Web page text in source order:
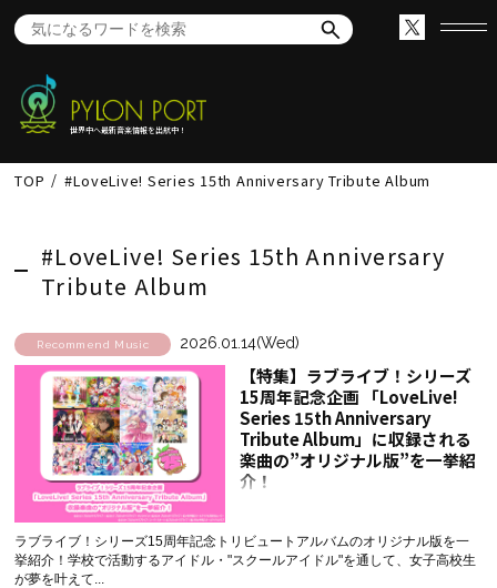
世界中へ最新音楽情報を出航中！
TOP #LoveLive! Series 15th Anniversary Tribute Album
#LoveLive! Series 15th Anniversary
Tribute Album
Recommend Music 2026.01.14(Wed)
【特集】ラブライブ！シリーズ
15周年記念企画 「LoveLive!
Series 15th Anniversary
Tribute Album」に収録される
楽曲の”オリジナル版”を一挙紹
介！
ラブライブ！シリーズ15周年記念トリビュートアルバムのオリジナル版を一
挙紹介！学校で活動するアイドル・"スクールアイドル"を通して、女子高校生
が夢を叶えて...